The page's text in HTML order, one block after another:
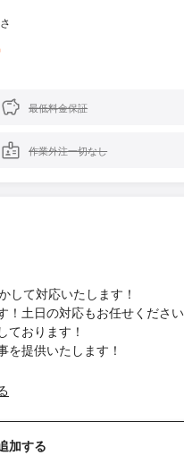
最低料金保証
作業外注一切なし
て対応いたします！
土日の対応もお任せくださ
おります！
提供いたします！
加する